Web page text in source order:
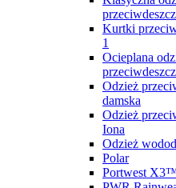
Kurtki
1
Ocieplana
Odzież
damska
Odzież
Iona
Odzież
Polar
Portwest